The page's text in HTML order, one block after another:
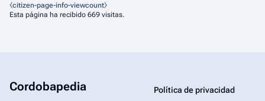
⧼citizen-page-info-viewcount⧽
Esta página ha recibido 669 visitas.
Cordobapedia
Política de privacidad